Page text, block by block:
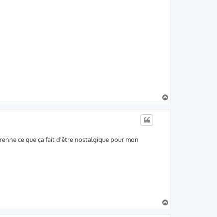
a
u
ce que ça fait d'être nostalgique pour mon
a